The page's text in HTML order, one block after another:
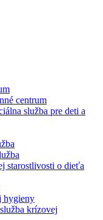
centrum
služba pre deti a
starostlivosti o dieťa
hygieny
krízovej